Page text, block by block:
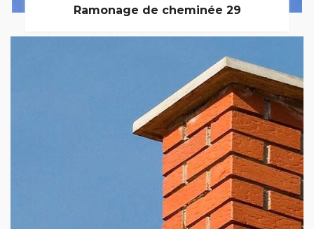
Ramonage de cheminée 29